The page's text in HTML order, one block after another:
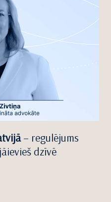
– regulējums
dzīvē